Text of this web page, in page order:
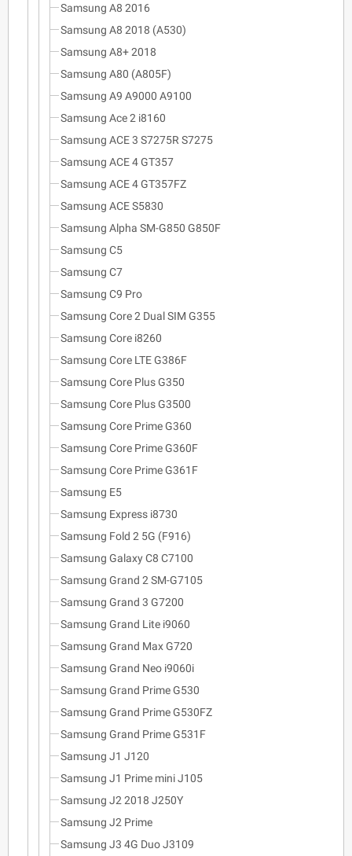
Samsung A8 2016
Samsung A8 2018 (A530)
Samsung A8+ 2018
Samsung A80 (A805F)
Samsung A9 A9000 A9100
Samsung Ace 2 i8160
Samsung ACE 3 S7275R S7275
Samsung ACE 4 GT357
Samsung ACE 4 GT357FZ
Samsung ACE S5830
Samsung Alpha SM-G850 G850F
Samsung C5
Samsung C7
Samsung C9 Pro
Samsung Core 2 Dual SIM G355
Samsung Core i8260
Samsung Core LTE G386F
Samsung Core Plus G350
Samsung Core Plus G3500
Samsung Core Prime G360
Samsung Core Prime G360F
Samsung Core Prime G361F
Samsung E5
Samsung Express i8730
Samsung Fold 2 5G (F916)
Samsung Galaxy C8 C7100
Samsung Grand 2 SM-G7105
Samsung Grand 3 G7200
Samsung Grand Lite i9060
Samsung Grand Max G720
Samsung Grand Neo i9060i
Samsung Grand Prime G530
Samsung Grand Prime G530FZ
Samsung Grand Prime G531F
Samsung J1 J120
Samsung J1 Prime mini J105
Samsung J2 2018 J250Y
Samsung J2 Prime
Samsung J3 4G Duo J3109